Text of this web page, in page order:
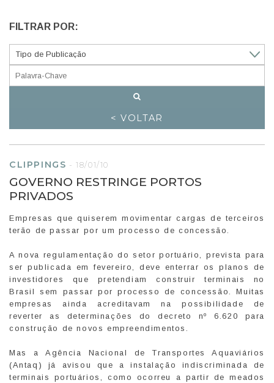
FILTRAR POR:
< VOLTAR
CLIPPINGS -18/01/10
GOVERNO RESTRINGE PORTOS
PRIVADOS
Empresas que quiserem movimentar cargas de terceiros
terão de passar por um processo de concessão.
A nova regulamentação do setor portuário, prevista para
ser publicada em fevereiro, deve enterrar os planos de
investidores que pretendiam construir terminais no
Brasil sem passar por processo de concessão. Muitas
empresas ainda acreditavam na possibilidade de
reverter as determinações do decreto nº 6.620 para
construção de novos empreendimentos.
Mas a Agência Nacional de Transportes Aquaviários
(Antaq) já avisou que a instalação indiscriminada de
terminais portuários, como ocorreu a partir de meados